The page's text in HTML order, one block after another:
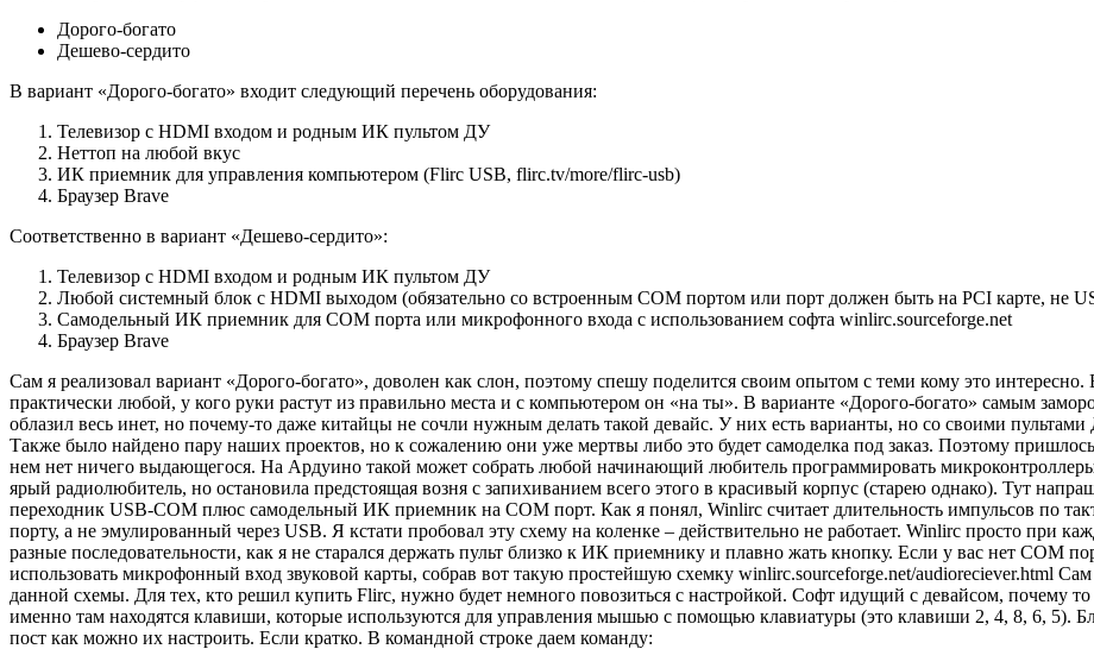
Дорого-богато
Дешево-сердито
В вариант «Дорого-богато» входит следующий перечень оборудования:
Телевизор с HDMI входом и родным ИК пультом ДУ
Неттоп на любой вкус
ИК приемник для управления компьютером (Flirc USB, flirc.tv/more/flirc-usb)
Браузер Brave
Соответственно в вариант «Дешево-сердито»:
Телевизор с HDMI входом и родным ИК пультом ДУ
Любой системный блок с HDMI выходом (обязательно со встроенным COM портом или порт должен быть на PCI карте, не
Самодельный ИК приемник для COM порта или микрофонного входа с использованием софта winlirc.sourceforge.net
Браузер Brave
Сам я реализовал вариант «Дорого-богато», доволен как слон, поэтому спешу поделится своим опытом с теми кому это
практически любой, у кого руки растут из правильно места и с компьютером он «на ты». В варианте «Дорого-богато» самым
облазил весь инет, но почему-то даже китайцы не сочли нужным делать такой девайс. У них есть варианты, но со своими
Также было найдено пару наших проектов, но к сожалению они уже мертвы либо это будет самоделка под заказ. Поэтому
нем нет ничего выдающегося. На Ардуино такой может собрать любой начинающий любитель программировать
ярый радиолюбитель, но остановила предстоящая возня с запихиванием всего этого в красивый корпус (старею однако). Тут
переходник USB-COM плюс самодельный ИК приемник на COM порт. Как я понял, Winlirc считает длительность импульсов по
порту, а не эмулированный через USB. Я кстати пробовал эту схему на коленке – действительно не работает. Winlirc просто при
разные последовательности, как я не старался держать пульт близко к ИК приемнику и плавно жать кнопку. Если у вас нет COM
использовать микрофонный вход звуковой карты, собрав вот такую простейшую схемку winlirc.sourceforge.net/audioreciever.html Сам
данной схемы. Для тех, кто решил купить Flirc, нужно будет немного повозиться с настройкой. Софт идущий с девайсом, почему
именно там находятся клавиши, которые используются для управления мышью с помощью клавиатуры (это клавиши 2, 4, 8, 6, 5).
пост как можно их настроить. Если кратко. В командной строке даем команду: